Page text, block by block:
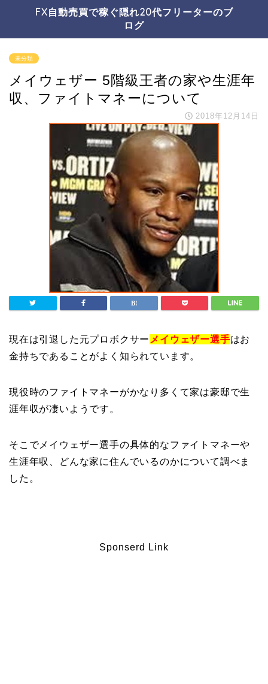
FX自動売買で稼ぐ隠れ20代フリーターのブ
ログ
未分類
メイウェザー 5階級王者の家や生涯年
収、ファイトマネーについて
2018年12月14日
現在は引退した元プロボクサー メイウェザー選手はお
金持ちであることがよく知られています。
現役時のファイトマネーがかなり多くて家は豪邸で生
涯年収が凄いようです。
そこでメイウェザー選手の具体的なファイトマネーや
生涯年収、どんな家に住んでいるのかについて調べま
した。
Sponserd Link